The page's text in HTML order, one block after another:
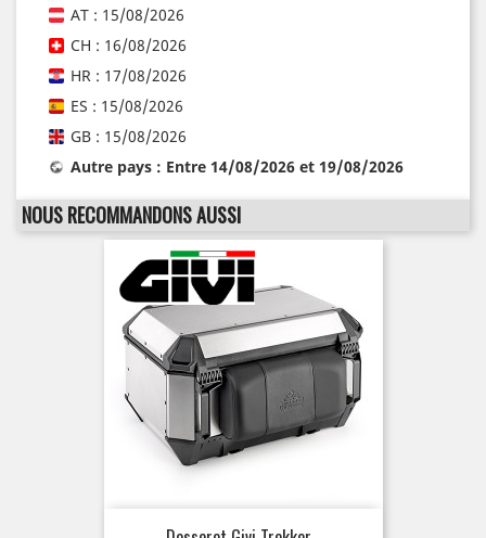
AT : 15/08/2026
CH : 16/08/2026
HR : 17/08/2026
ES : 15/08/2026
GB : 15/08/2026
Autre pays : Entre 14/08/2026 et 19/08/2026
NOUS RECOMMANDONS AUSSI